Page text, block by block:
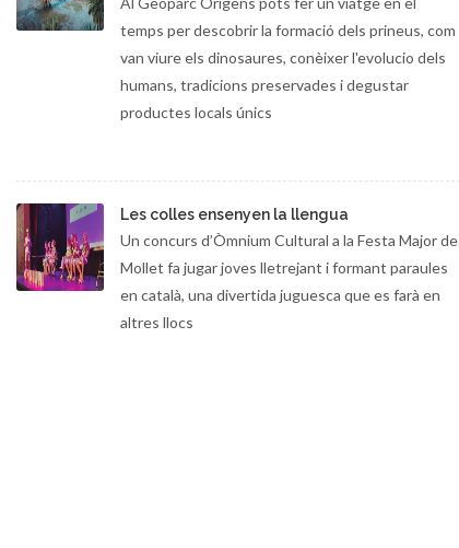
temps per descobrir la formació dels prineus, com
van viure els dinosaures, conèixer l'evolucio dels
humans, tradicions preservades i degustar
productes locals únics
Les colles ensenyen la llengua
Un concurs d’Òmnium Cultural a la Festa Major de
Mollet fa jugar joves lletrejant i formant paraules
en català, una divertida juguesca que es farà en
altres llocs